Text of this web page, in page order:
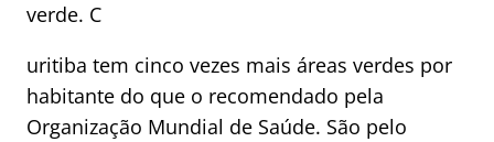
verde. C
uritiba tem cinco vezes mais áreas verdes por
habitante do que o recomendado pela
Organização Mundial de Saúde. São pelo